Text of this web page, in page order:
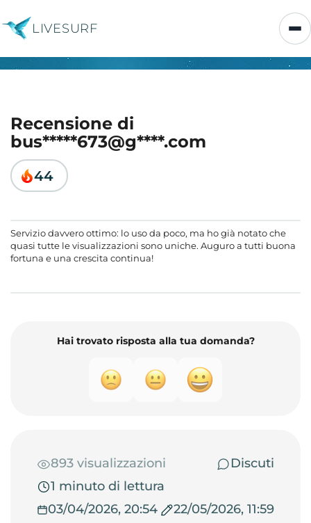
LIVESURF
Recensione di
bus*****673@g****.com
44
Servizio davvero ottimo: lo uso da poco, ma ho già notato che
quasi tutte le visualizzazioni sono uniche. Auguro a tutti buona
fortuna e una crescita continua!
Hai trovato risposta alla tua domanda?
893 visualizzazioni
Discuti
1 minuto di lettura
03/04/2026, 20:54
22/05/2026, 11:59